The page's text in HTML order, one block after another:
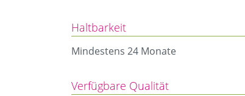
Haltbarkeit
Mindestens 24 Monate
Verfügbare Qualität